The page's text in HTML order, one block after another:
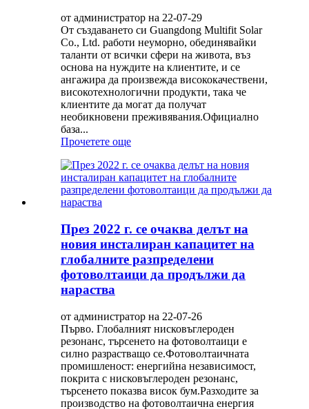
от администратор на 22-07-29
От създаването си Guangdong Multifit Solar
Co., Ltd. работи неуморно, обединявайки
таланти от всички сфери на живота, въз
основа на нуждите на клиентите, и се
ангажира да произвежда висококачествени,
високотехнологични продукти, така че
клиентите да могат да получат
необикновени преживявания.Официално
база...
Прочетете още
През 2022 г. се очаква делът на
новия инсталиран капацитет на
глобалните разпределени
фотоволтаици да продължи да
нараства
от администратор на 22-07-26
Първо. Глобалният нисковъглероден
резонанс, търсенето на фотоволтаици е
силно разрастващо се.Фотоволтаичната
промишленост: енергийна независимост,
покрита с нисковъглероден резонанс,
търсенето показва висок бум.Разходите за
производство на фотоволтаична енергия